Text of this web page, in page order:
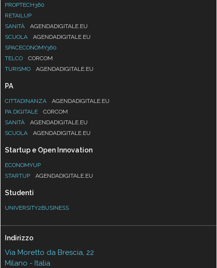
PROPTECH360
RETAILUP
SANITÀ
AGENDADIGITALE.EU
SCUOLA
AGENDADIGITALE.EU
SPACECONOMY360
TELCO
CORCOM
TURISMO
AGENDADIGITALE.EU
PA
CITTADINANZA
AGENDADIGITALE.EU
PA DIGITALE
CORCOM
SANITÀ
AGENDADIGITALE.EU
SCUOLA
AGENDADIGITALE.EU
Startup e Open Innovation
ECONOMYUP
STARTUP
AGENDADIGITALE.EU
Studenti
UNIVERSITY2BUSINESS
Indirizzo
Via Moretto da Brescia, 22
Milano - Italia